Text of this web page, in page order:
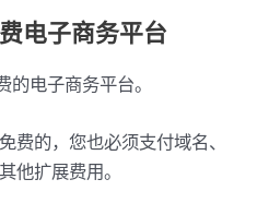
电子商务平台
的电子商务平台。
费的，您也必须支付域名、
他扩展费用。